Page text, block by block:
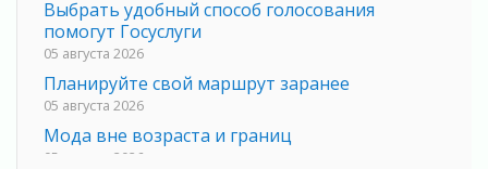
Выбрать удобный способ голосования
помогут Госуслуги
05 августа 2026
Планируйте свой маршрут заранее
05 августа 2026
Мода вне возраста и границ
05 августа 2026